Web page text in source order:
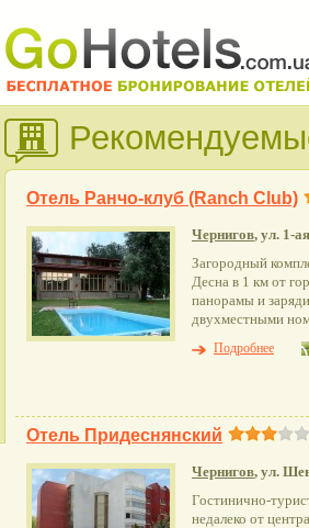
Отель Ранчо-клуб (Ranch Club)
Чернигов, ул. 1-
Загородный
Десна в 1 км от
панорамы и
двухместными
Подробнее
Отель Придеснянский
Чернигов, ул.
Гостинично-
недалеко от